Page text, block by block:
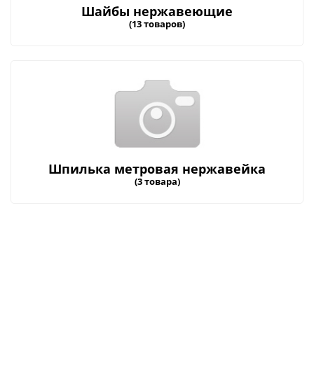
Шайбы нержавеющие
(13 товаров)
Шпилька метровая нержавейка
(3 товара)